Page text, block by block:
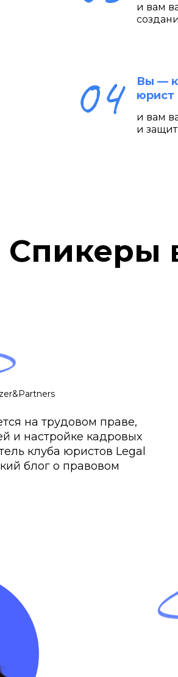
и вам
Вы —
юрист
и вам
и
Спикеры
на трудовом праве,
и настройке кадровых
клуба юристов Legal
блог о правовом